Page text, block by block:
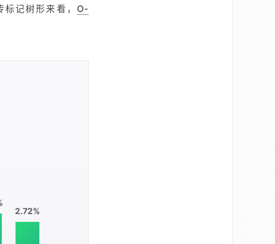
记树形来看， O-
2.72%